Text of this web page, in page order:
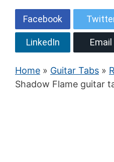
Facebook
LinkedIn Email
Home » Guitar Tabs »
Shadow Flame guitar